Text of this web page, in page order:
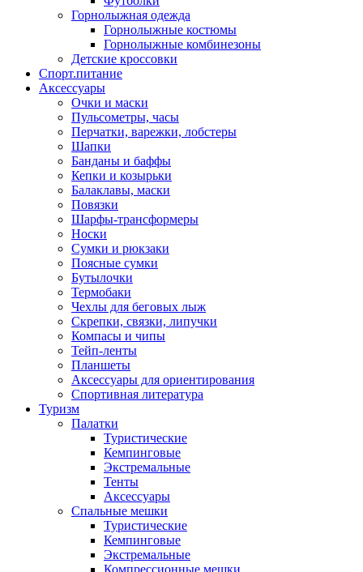
Горнолыжная одежда
Горнолыжные костюмы
Горнолыжные комбинезоны
Детские кроссовки
Спорт.питание
Аксессуары
Очки и маски
Пульсометры, часы
Перчатки, варежки, лобстеры
Шапки
Банданы и баффы
Кепки и козырьки
Балаклавы, маски
Повязки
Шарфы-трансформеры
Носки
Сумки и рюкзаки
Поясные сумки
Бутылочки
Термобаки
Чехлы для беговых лыж
Скрепки, связки, липучки
Компасы и чипы
Тейп-ленты
Планшеты
Аксессуары для ориентирования
Спортивная литература
Туризм
Палатки
Туристические
Кемпинговые
Экстремальные
Тенты
Аксессуары
Спальные мешки
Туристические
Кемпинговые
Экстремальные
Компрессионные мешки